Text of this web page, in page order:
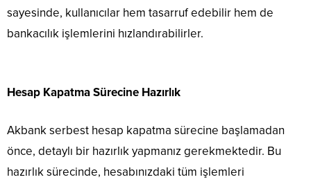
sayesinde, kullanıcılar hem tasarruf edebilir hem de
bankacılık işlemlerini hızlandırabilirler.
Hesap Kapatma Sürecine Hazırlık
Akbank serbest hesap kapatma sürecine başlamadan
önce, detaylı bir hazırlık yapmanız gerekmektedir. Bu
hazırlık sürecinde, hesabınızdaki tüm işlemleri